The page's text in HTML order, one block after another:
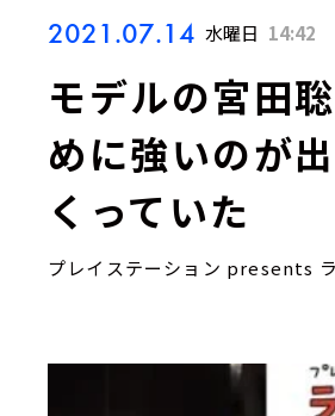
2021.07.14 水曜日 14:42
モデルの宮田
めに強いのが
くっていた
プレイステーション presents